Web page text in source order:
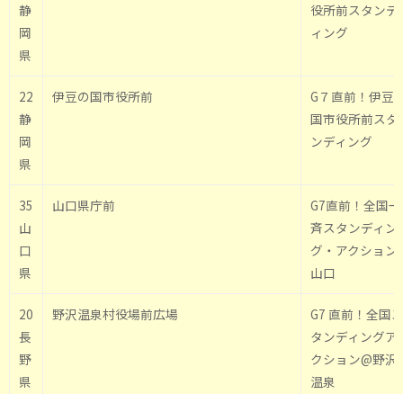
静
岡
県
役所前スタンデ
ィング
22
静
岡
県
伊豆の国市役所前
G７直前！伊豆
国市役所前スタ
ンディング
35
山
口
県
山口県庁前
G7直前！全国一
斉スタンディン
グ・アクション
山口
20
長
野
県
野沢温泉村役場前広場
G7 直前！全国ス
タンディングア
クション@野沢
温泉